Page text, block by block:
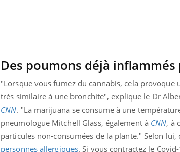
Des poumons déjà
"Lorsque vous fumez du cannabis, cela
très similaire à une bronchite", explique le Dr
CNN. "La marijuana se consume à une
pneumologue Mitchell Glass, également à CNN, à
particules non-consumées de la plante." Selon
personnes allergiques. Si vous contractez le